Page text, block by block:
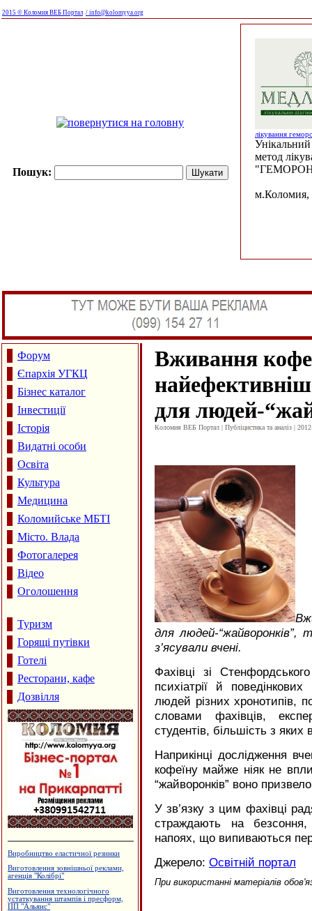
2015 © Коломия ВЕБ Портал / info@kolomyya.org
Пошук:
лікування
Унікальний
метод
м.Коломия,
Форум
Єпархія УГКЦ
Бізнес каталог
Інвестиції
Історія
Видатні особи
Освіта
Культура
Медицина
Коломийське МБТІ
Місто. Влада
Фотогалерея
Відео
Оголошення
Туризм
Горящі путівки
Готелі
Ресторани, кафе
Дозвілля
Утеплення та оздоблення будинків.
Архітектурне проектування.
Садиба зеленого туризму "Княжий
Град"
Вживання
для людей-
Коломия ВЕБ Портал | Публіцистика та аналіз |
для людей-“жайворонків”,
з’ясували вчені.
Фахівці зі
психіатрії й
людей різних хронотипів,
словами фахівців,
студентів, більшість з
Наприкінці дослідження
кофеїну майже ніяк не
“жайворонків” воно
У зв’язку з цим фахівці
страждають на
напоях, що випиваються
Джерело: Освітній портал
При використанні матеріалів